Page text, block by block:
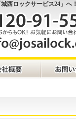
西ロックサービス24」へ！